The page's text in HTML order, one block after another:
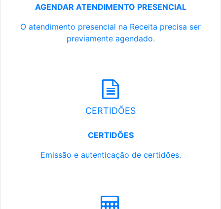
AGENDAR ATENDIMENTO PRESENCIAL
O atendimento presencial na Receita precisa ser
previamente agendado.
CERTIDÕES
CERTIDÕES
Emissão e autenticação de certidões.